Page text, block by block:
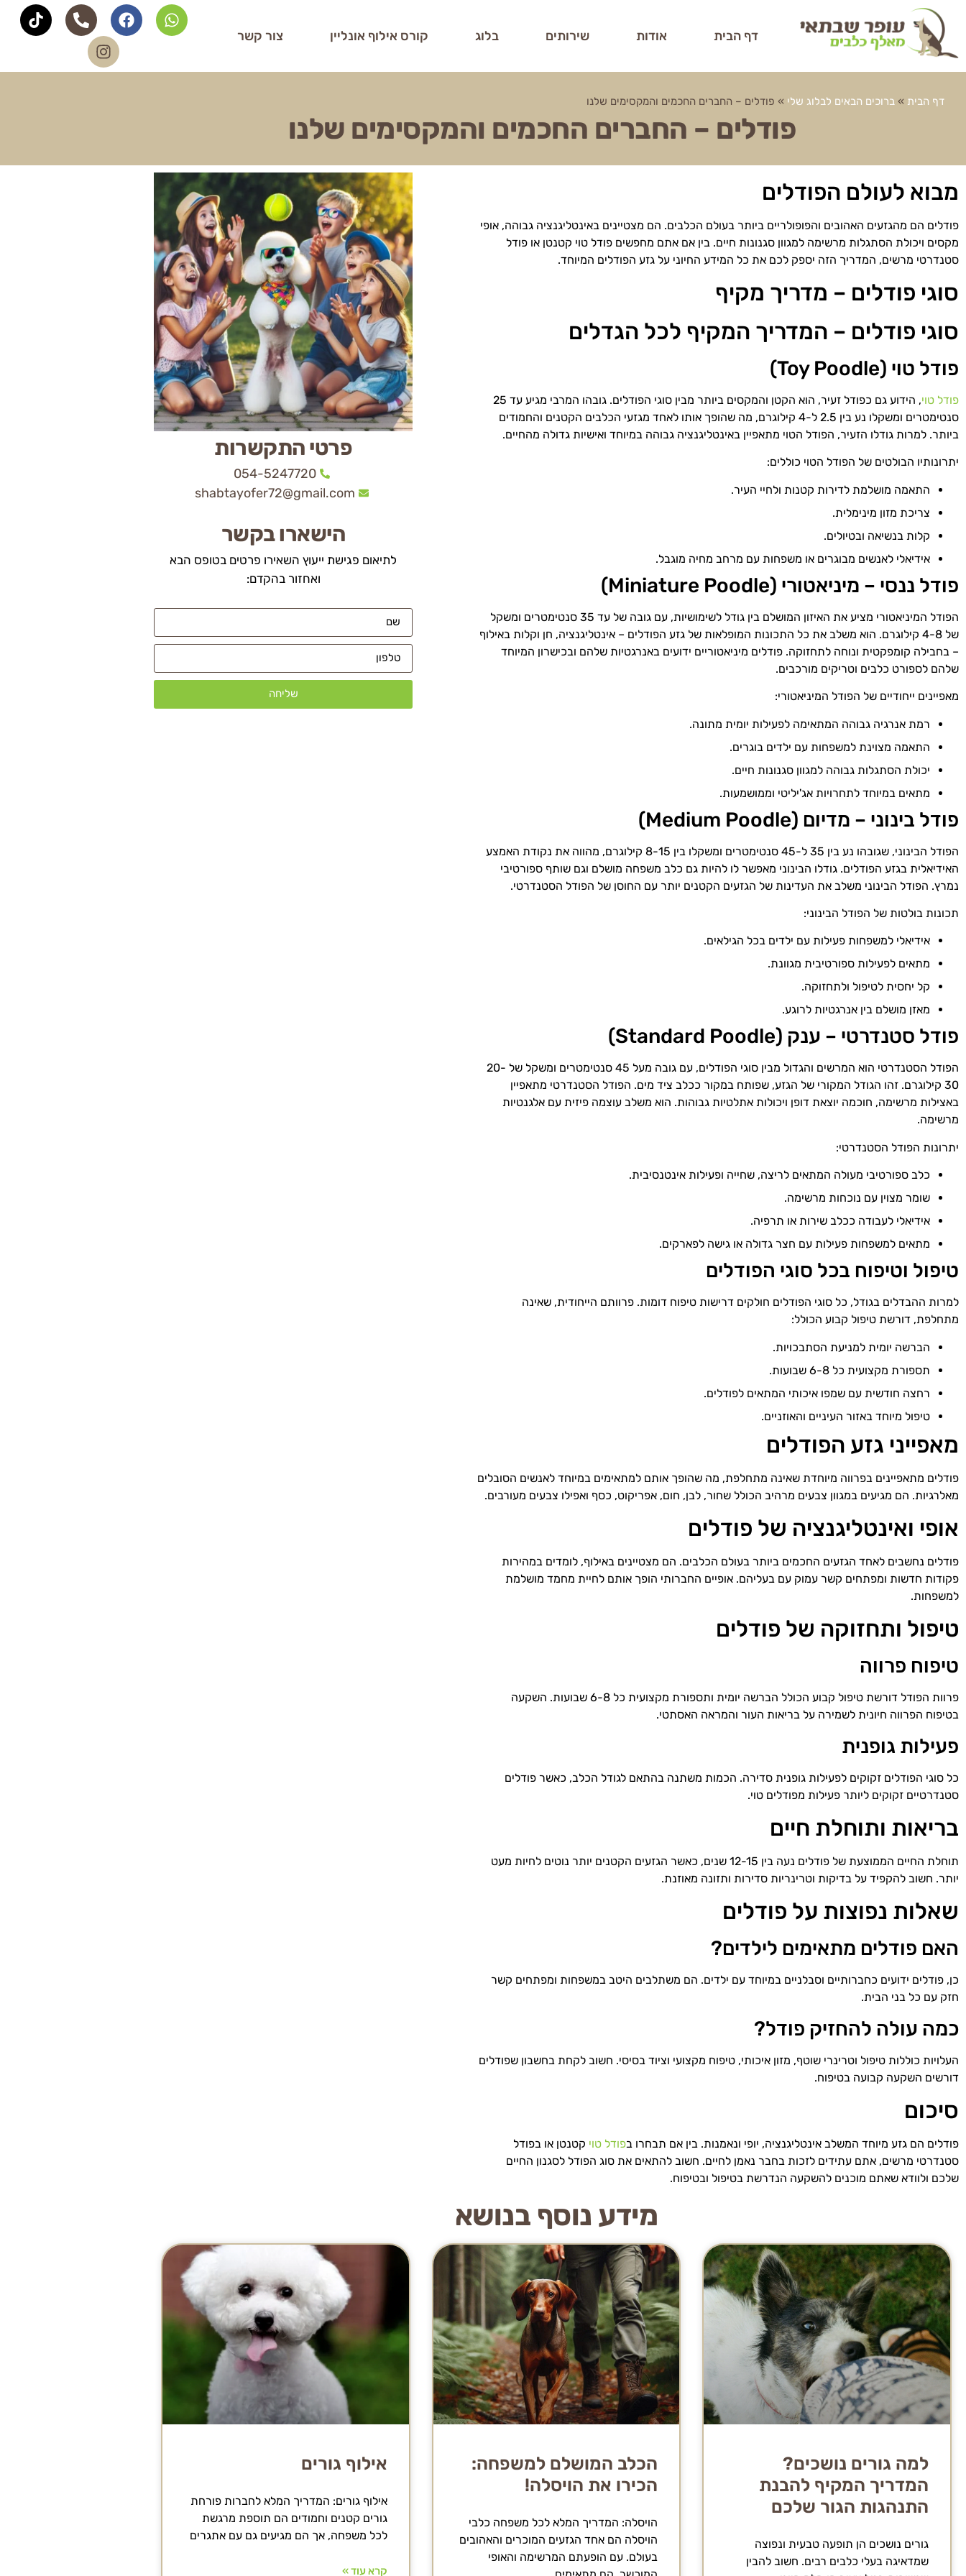
דף הבית אודות שירותים בלוג קורס אילוף אונליין צור קשר
דף הבית » ברוכים הבאים לבלוג שלי » פודלים – החברים החכמים והמקסימים שלנו
פודלים – החברים החכמים והמקסימים שלנו
מבוא לעולם הפודלים
פודלים הם מהגזעים האהובים והפופולריים ביותר בעולם הכלבים. הם מצטיינים באינטליגנציה גבוהה, אופי
מקסים ויכולת הסתגלות מרשימה למגוון סגנונות חיים. בין אם אתם מחפשים פודל טוי קטנטן או פודל
סטנדרטי מרשים, המדריך הזה יספק לכם את כל המידע החיוני על גזע הפודלים המיוחד.
סוגי פודלים – מדריך מקיף
סוגי פודלים – המדריך המקיף לכל הגדלים
פודל טוי (Toy Poodle)
פודל טוי
, הידוע גם כפודל זעיר, הוא הקטן והמקסים ביותר מבין סוגי הפודלים. גובהו המרבי מגיע עד 25
סנטימטרים ומשקלו נע בין 2.5 ל-4 קילוגרם, מה שהופך אותו לאחד מגזעי הכלבים הקטנים והחמודים
ביותר. למרות גודלו הזעיר, הפודל הטוי מתאפיין באינטליגנציה גבוהה במיוחד ואישיות גדולה מהחיים.
יתרונותיו הבולטים של הפודל הטוי כוללים:
התאמה מושלמת לדירות קטנות ולחיי העיר.
צריכת מזון מינימלית.
קלות בנשיאה ובטיולים.
אידיאלי לאנשים מבוגרים או משפחות עם מרחב מחיה מוגבל.
פודל ננסי – מיניאטורי (Miniature Poodle)
הפודל המיניאטורי מציע את האיזון המושלם בין גודל לשימושיות, עם גובה של עד 35 סנטימטרים ומשקל
של 4-8 קילוגרם. הוא משלב את כל התכונות המופלאות של גזע הפודלים – אינטליגנציה, חן וקלות באילוף
– בחבילה קומפקטית ונוחה לתחזוקה. פודלים מיניאטוריים ידועים באנרגטיות שלהם ובכישרון המיוחד
שלהם לספורט כלבים וטריקים מורכבים.
מאפיינים ייחודיים של הפודל המיניאטורי:
רמת אנרגיה גבוהה המתאימה לפעילות יומית מתונה.
התאמה מצוינת למשפחות עם ילדים בוגרים.
יכולת הסתגלות גבוהה למגוון סגנונות חיים.
מתאים במיוחד לתחרויות אג'יליטי וממושמעות.
פודל בינוני – מדיום (Medium Poodle)
הפודל הבינוני, שגובהו נע בין 35 ל-45 סנטימטרים ומשקלו בין 8-15 קילוגרם, מהווה את נקודת האמצע
האידיאלית בגזע הפודלים. גודלו הבינוני מאפשר לו להיות גם כלב משפחה מושלם וגם שותף ספורטיבי
נמרץ. הפודל הבינוני משלב את העדינות של הגזעים הקטנים יותר עם החוסן של הפודל הסטנדרטי.
תכונות בולטות של הפודל הבינוני:
אידיאלי למשפחות פעילות עם ילדים בכל הגילאים.
מתאים לפעילות ספורטיבית מגוונת.
קל יחסית לטיפול ולתחזוקה.
מאזן מושלם בין אנרגטיות לרוגע.
פודל סטנדרטי – ענק (Standard Poodle)
הפודל הסטנדרטי הוא המרשים והגדול מבין סוגי הפודלים, עם גובה מעל 45 סנטימטרים ומשקל של 20-
30 קילוגרם. זהו הגודל המקורי של הגזע, שפותח במקור ככלב ציד מים. הפודל הסטנדרטי מתאפיין
באצילות מרשימה, חוכמה יוצאת דופן ויכולות אתלטיות גבוהות. הוא משלב עוצמה פיזית עם אלגנטיות
מרשימה.
יתרונות הפודל הסטנדרטי:
כלב ספורטיבי מעולה המתאים לריצה, שחייה ופעילות אינטנסיבית.
שומר מצוין עם נוכחות מרשימה.
אידיאלי לעבודה ככלב שירות או תרפיה.
מתאים למשפחות פעילות עם חצר גדולה או גישה לפארקים.
טיפול וטיפוח בכל סוגי הפודלים
למרות ההבדלים בגודל, כל סוגי הפודלים חולקים דרישות טיפוח דומות. פרוותם הייחודית, שאינה
מתחלפת, דורשת טיפול קבוע הכולל:
הברשה יומית למניעת הסתבכויות.
תספורת מקצועית כל 6-8 שבועות.
רחצה חודשית עם שמפו איכותי המתאים לפודלים.
טיפול מיוחד באזור העיניים והאוזניים.
מאפייני גזע הפודלים
פודלים מתאפיינים בפרווה מיוחדת שאינה מתחלפת, מה שהופך אותם למתאימים במיוחד לאנשים הסובלים
מאלרגיות. הם מגיעים במגוון צבעים מרהיב הכולל שחור, לבן, חום, אפריקוט, כסף ואפילו צבעים מעורבים.
אופי ואינטליגנציה של פודלים
פודלים נחשבים לאחד הגזעים החכמים ביותר בעולם הכלבים. הם מצטיינים באילוף, לומדים במהירות
פקודות חדשות ומפתחים קשר עמוק עם בעליהם. אופיים החברותי הופך אותם לחיית מחמד מושלמת
למשפחות.
טיפול ותחזוקה של פודלים
טיפוח פרווה
פרוות הפודל דורשת טיפול קבוע הכולל הברשה יומית ותספורת מקצועית כל 6-8 שבועות. השקעה
בטיפוח הפרווה חיונית לשמירה על בריאות העור והמראה האסתטי.
פעילות גופנית
כל סוגי הפודלים זקוקים לפעילות גופנית סדירה. הכמות משתנה בהתאם לגודל הכלב, כאשר פודלים
סטנדרטיים זקוקים ליותר פעילות מפודלים טוי.
בריאות ותוחלת חיים
תוחלת החיים הממוצעת של פודלים נעה בין 12-15 שנים, כאשר הגזעים הקטנים יותר נוטים לחיות מעט
יותר. חשוב להקפיד על בדיקות וטרינריות סדירות ותזונה מאוזנת.
שאלות נפוצות על פודלים
האם פודלים מתאימים לילדים?
כן, פודלים ידועים כחברותיים וסבלניים במיוחד עם ילדים. הם משתלבים היטב במשפחות ומפתחים קשר
חזק עם כל בני הבית.
כמה עולה להחזיק פודל?
העלויות כוללות טיפול וטרינרי שוטף, מזון איכותי, טיפוח מקצועי וציוד בסיסי. חשוב לקחת בחשבון שפודלים
דורשים השקעה קבועה בטיפוח.
סיכום
פודלים הם גזע מיוחד המשלב אינטליגנציה, יופי ונאמנות. בין אם תבחרו בפודל טוי קטנטן או בפודל
סטנדרטי מרשים, אתם עתידים לזכות בחבר נאמן לחיים. חשוב להתאים את סוג הפודל לסגנון החיים
שלכם ולוודא שאתם מוכנים להשקעה הנדרשת בטיפול ובטיפוח.
פרטי התקשרות
054-5247720
shabtayofer72@gmail.com
הישארו בקשר
לתיאום פגישת ייעוץ השאירו פרטים בטופס הבא
ואחזור בהקדם:
שליחה
מידע נוסף בנושא
למה גורים נושכים?
המדריך המקיף להבנת
התנהגות הגור שלכם
גורים נושכים הן תופעה טבעית ונפוצה
שמדאיגה בעלי כלבים רבים. חשוב להבין
הכלב המושלם למשפחה:
הכירו את הויסלה!
הויסלה: המדריך המלא לכל משפחה כלבי
הויסלה הם אחד הגזעים המוכרים והאהובים
בעולם. עם הופעתם המרשימה והאופי
אילוף גורים
אילוף גורים: המדריך המלא לחברות פורחת
גורים קטנים וחמודים הם תוספת מרגשת
לכל משפחה, אך הם מגיעים גם עם אתגרים
קרא עוד »